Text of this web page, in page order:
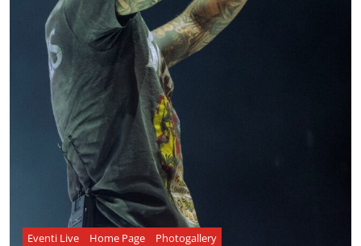
Eventi Live Home Page Photogallery